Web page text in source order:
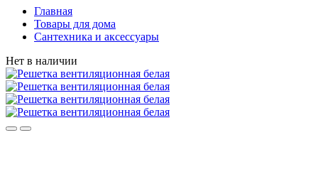
Главная
Товары для дома
Сантехника и аксессуары
Нет в наличии